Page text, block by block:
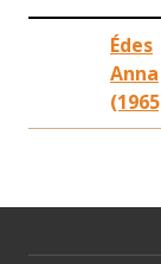
Édes
Anna